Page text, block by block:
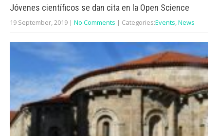
Jóvenes científicos se dan cita en la Open Science
19 September, 2019 | No Comments | Categories:Events,News